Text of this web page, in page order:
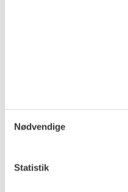
Feriebolig
Nødvendige
Statistik